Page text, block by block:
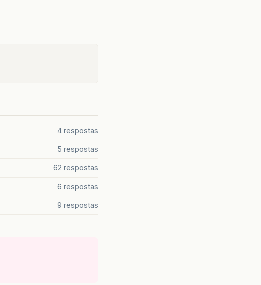
4 respostas
5 respostas
62 respostas
6 respostas
9 respostas